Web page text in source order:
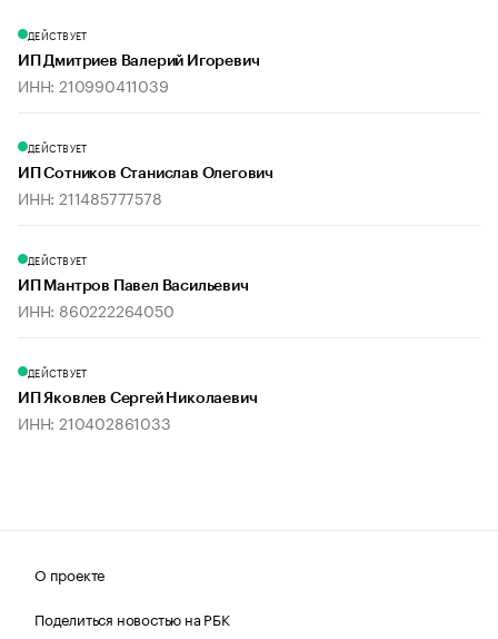
ДЕЙСТВУЕТ
ИП Дмитриев Валерий Игоревич
ИНН: 210990411039
ДЕЙСТВУЕТ
ИП Сотников Станислав Олегович
ИНН: 211485777578
ДЕЙСТВУЕТ
ИП Мантров Павел Васильевич
ИНН: 860222264050
ДЕЙСТВУЕТ
ИП Яковлев Сергей Николаевич
ИНН: 210402861033
О проекте
Поделиться новостью на РБК